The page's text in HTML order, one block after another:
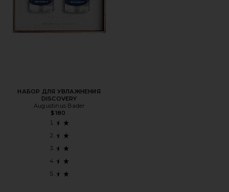
НАБОР ДЛЯ УВЛАЖНЕНИЯ
DISCOVERY
Augustinus Bader
$180